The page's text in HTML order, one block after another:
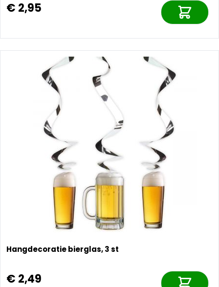
€ 2,95
Hangdecoratie bierglas, 3 st
€ 2,49